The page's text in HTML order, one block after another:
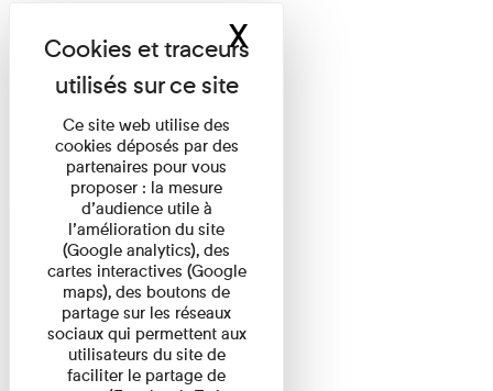
Ce site web utilise des
cookies déposés par des
partenaires pour vous
proposer : la mesure
d’audience utile à
l’amélioration du site
(Google analytics), des
cartes interactives (Google
maps), des boutons de
partage sur les réseaux
sociaux qui permettent aux
utilisateurs du site de
faciliter le partage de
XMasquer le